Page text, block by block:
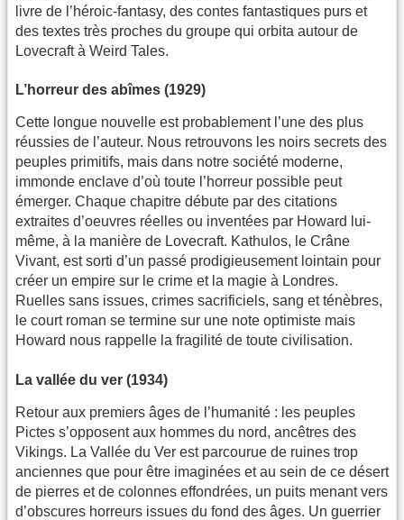
livre de l’héroic-fantasy, des contes fantastiques purs et
des textes très proches du groupe qui orbita autour de
Lovecraft à Weird Tales.
L’horreur des abîmes (1929)
Cette longue nouvelle est probablement l’une des plus
réussies de l’auteur. Nous retrouvons les noirs secrets des
peuples primitifs, mais dans notre société moderne,
immonde enclave d’où toute l’horreur possible peut
émerger. Chaque chapitre débute par des citations
extraites d’oeuvres réelles ou inventées par Howard lui-
même, à la manière de Lovecraft. Kathulos, le Crâne
Vivant, est sorti d’un passé prodigieusement lointain pour
créer un empire sur le crime et la magie à Londres.
Ruelles sans issues, crimes sacrificiels, sang et ténèbres,
le court roman se termine sur une note optimiste mais
Howard nous rappelle la fragilité de toute civilisation.
La vallée du ver (1934)
Retour aux premiers âges de l’humanité : les peuples
Pictes s’opposent aux hommes du nord, ancêtres des
Vikings. La Vallée du Ver est parcourue de ruines trop
anciennes que pour être imaginées et au sein de ce désert
de pierres et de colonnes effondrées, un puits menant vers
d’obscures horreurs issues du fond des âges. Un guerrier